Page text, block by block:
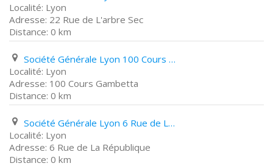
Lyon
22 Rue de L'arbre Sec
0 km
Société Générale Lyon 100 Cours Gambetta
Lyon
100 Cours Gambetta
0 km
Société Générale Lyon 6 Rue de La République
Lyon
6 Rue de La République
0 km